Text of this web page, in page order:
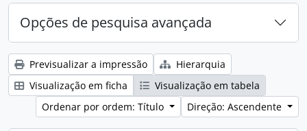
Opções de pesquisa avançada
Previsualizar a impressão
Hierarquia
Visualização em ficha
Visualização em tabela
Ordenar por ordem: Título
Direção: Ascendente